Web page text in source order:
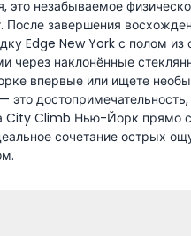
это незабываемое
После завершения
Edge New York с полом из
через наклонённые
впервые или ищете
City Climb Нью-Йорк прямо
сочетание острых